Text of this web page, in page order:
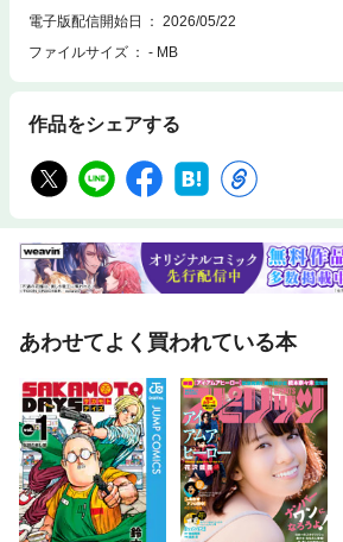
電子版配信開始日
2026/05/22
ファイルサイズ
- MB
作品をシェアする
あわせてよく買われている本